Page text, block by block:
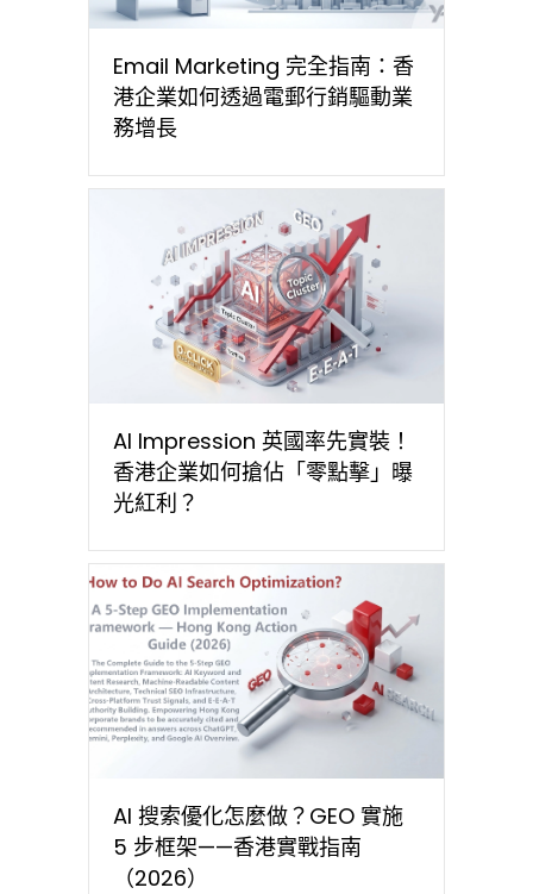
Email Marketing 完全指南：香
港企業如何透過電郵行銷驅動業
務增長
AI Impression 英國率先實裝！
香港企業如何搶佔「零點擊」曝
光紅利？
AI 搜索優化怎麼做？GEO 實施
5 步框架——香港實戰指南
（2026）